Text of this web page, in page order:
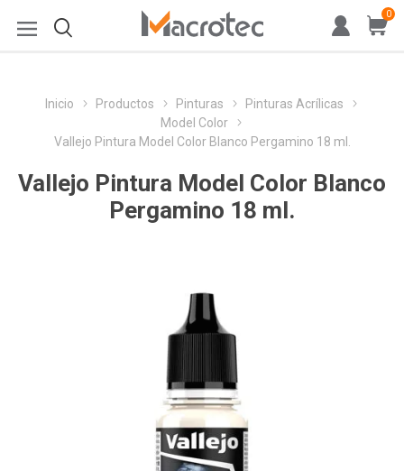
0
Inicio Productos Pinturas
Pinturas Acrílicas
Model Color
Vallejo Pintura Model Color Blanco Pergamino 18 ml.
Vallejo Pintura Model Color Blanco
Pergamino 18 ml.